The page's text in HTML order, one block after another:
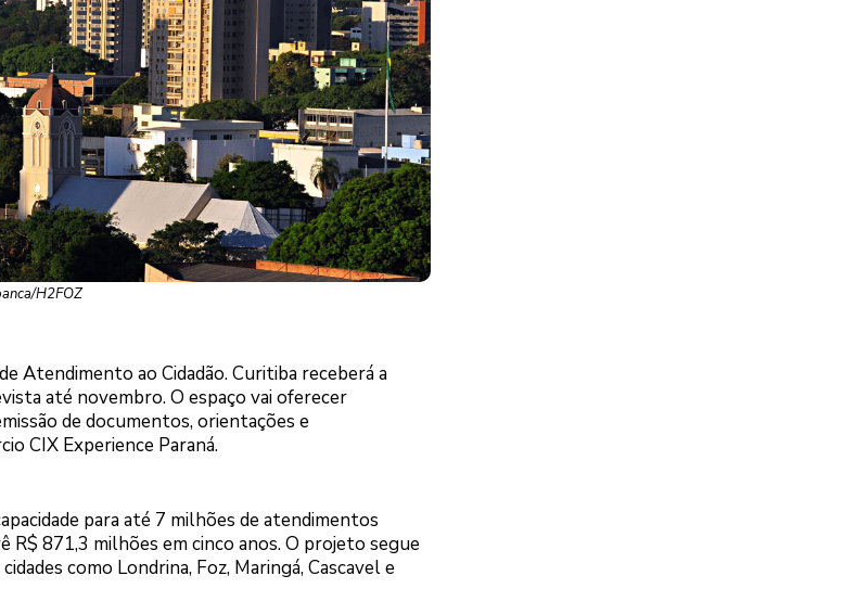
H2FOZ
Atendimento ao Cidadão. Curitiba receberá a
até novembro. O espaço vai oferecer
de documentos, orientações e
CIX Experience Paraná.
para até 7 milhões de atendimentos
R$ 871,3 milhões em cinco anos. O projeto segue
como Londrina, Foz, Maringá, Cascavel e